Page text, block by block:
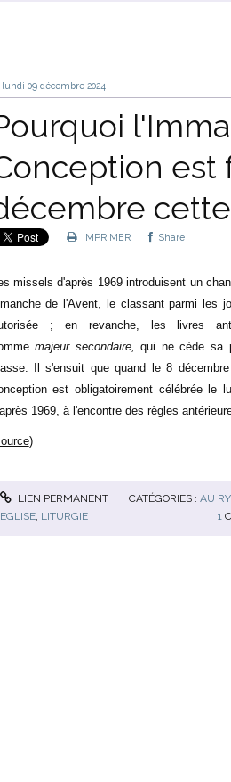
lundi 09 décembre 2024
est
IMPRIMER Share
missels d'après 1969 introduisent un
de l'Avent, le classant parmi les
; en revanche, les livres
majeur secondaire, qui ne cède sa
Il s'ensuit que quand le 8
est obligatoirement célébrée le
1969, à l'encontre des règles
)
LIEN PERMANENT CATÉGORIES :AU
EGLISE, LITURGIE 1